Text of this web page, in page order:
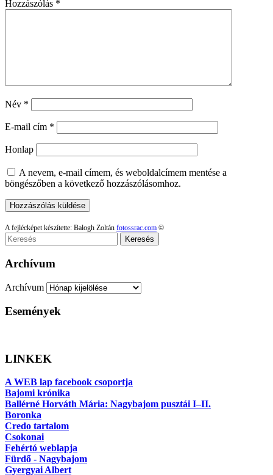
Hozzászólás *
Név *
E-mail cím *
Honlap
A nevem, e-mail címem, és weboldalcímem mentése a
böngészőben a következő hozzászólásomhoz.
A fejlécképet készítette: Balogh Zoltán fotossrac.com ©
Keresés
Archívum
Archívum
Események
LINKEK
A WEB lap facebook csoportja
Bajomi krónika
Ballérné Horváth Mária: Nagybajom pusztái I–II.
Boronka
Credo tartalom
Csokonai
Fehértó weblapja
Fürdő - Nagybajom
Gyergyai Albert